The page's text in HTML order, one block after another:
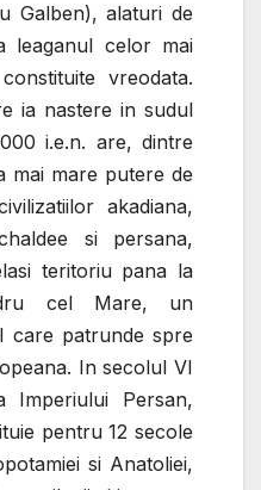
Galben), alaturi de
leaganul celor mai
vreodata.
ia nastere in sudul
i.e.n. are, dintre
mai mare putere de
akadiana,
si persana,
teritoriu pana la
cel Mare, un
care patrunde spre
In secolul VI
Imperiului Persan,
pentru 12 secole
si Anatoliei,